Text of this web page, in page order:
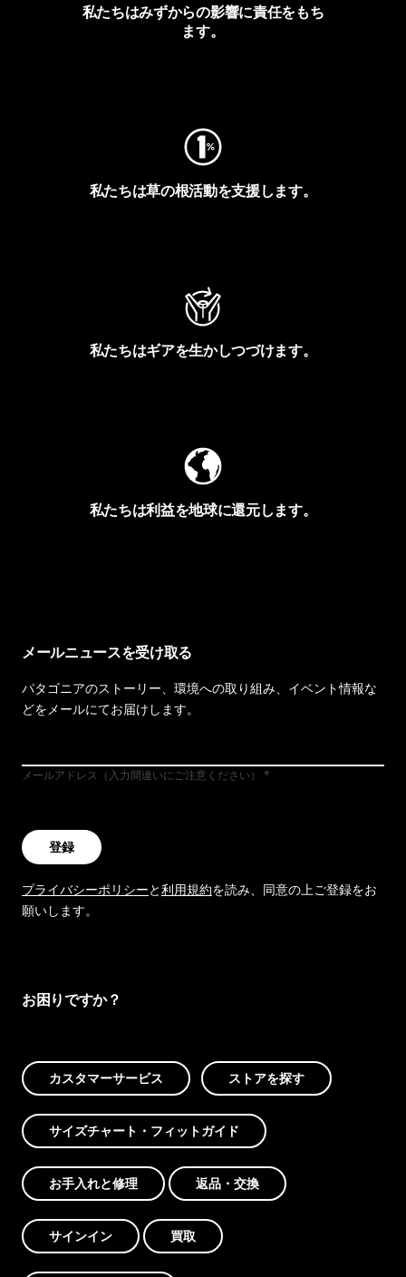
私たちはみずからの影響に責任をもち
ます。
私たちは草の根活動を支援します。
私たちはギアを生かしつづけます。
私たちは利益を地球に還元します。
メールニュースを受け取る
パタゴニアのストーリー、環境への取り組み、イベント情報な
どをメールにてお届けします。
メールアドレス（入力間違いにご注意ください）
登録
プライバシーポリシーと利用規約を読み、同意の上ご登録をお
願いします。
お困りですか？
カスタマーサービス ストアを探す
サイズチャート・フィットガイド
お手入れと修理 返品・交換
サインイン 買取